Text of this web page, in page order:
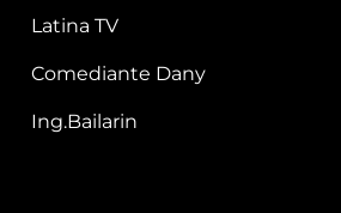
Latina TV
Comediante Dany
Ing.Bailarin